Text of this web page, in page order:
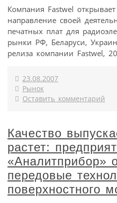
Компания Fastwel
направление своей
печатных плат для
рынки РФ, Беларуси,
релиза компании Fastwel,
23.08.2007
Рынок
Оставить комментарий
Качество
растет:
«Аналитприбор»
передовые
поверхностного